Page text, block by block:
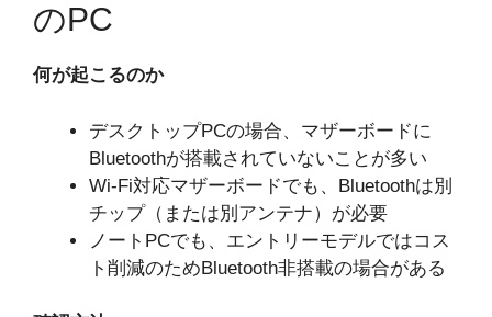
のPC
何が起こるのか
デスクトップPCの場合、マザーボードに
Bluetoothが搭載されていないことが多い
Wi-Fi対応マザーボードでも、Bluetoothは別
チップ（または別アンテナ）が必要
ノートPCでも、エントリーモデルではコス
ト削減のためBluetooth非搭載の場合がある